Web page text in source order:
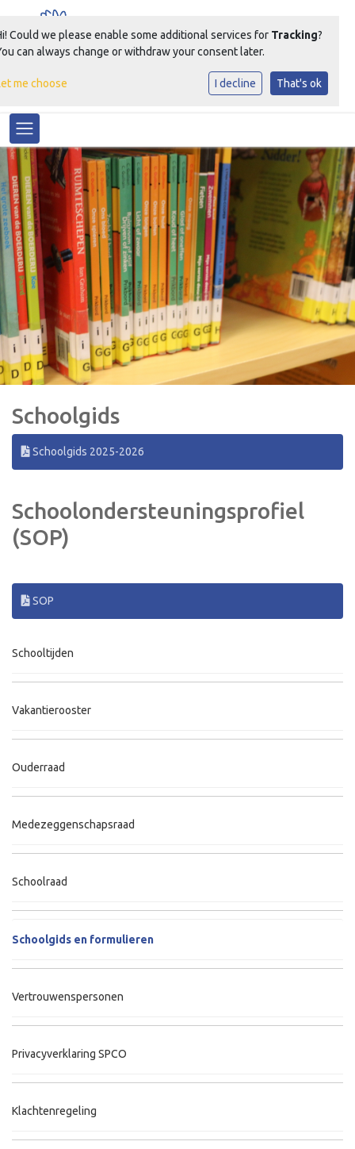
Samen Groeien Bloeien
Toggle navigation
Schoolgids
Schoolgids 2025-2026
Schoolondersteuningsprofiel
(SOP)
SOP
Schooltijden
Vakantierooster
Ouderraad
Medezeggenschapsraad
Schoolraad
Schoolgids en formulieren
Vertrouwenspersonen
Privacyverklaring SPCO
Klachtenregeling
Could we please enable some additional services for Tracking?
can always change or withdraw your consent later.
me choose I decline That's ok